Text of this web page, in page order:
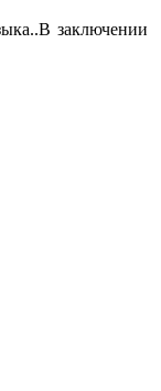
заключении